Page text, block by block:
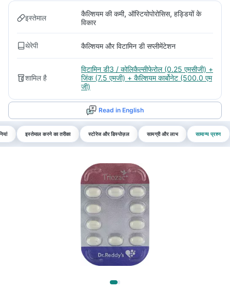
इस्तेमाल
कैल्शियम की कमी, ऑस्टियोपोरोसिस, हड्डियों के
विकार
थेरेपी कैल्शियम और विटामिन डी सप्लीमेंटेशन
शामिल है
विटामिन डी3 / कोलिकैल्सीफेरोल (0.25 एमसीजी) +
जिंक (7.5 एमजी) + कैल्शियम कार्बोनेट (500.0 एम
जी)
Read in English
इस्तेमाल करने का तरीका स्टोरेज और डिस्पोज़ल सामग्री और लाभ सामान्य प्रश्न